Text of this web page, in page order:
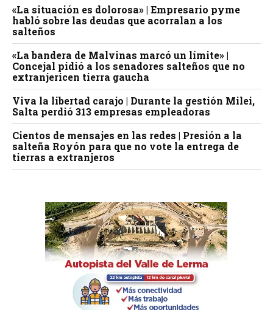
«La situación es dolorosa» | Empresario pyme
habló sobre las deudas que acorralan a los
salteños
«La bandera de Malvinas marcó un límite» |
Concejal pidió a los senadores salteños que no
extranjericen tierra gaucha
Viva la libertad carajo | Durante la gestión Milei,
Salta perdió 313 empresas empleadoras
Cientos de mensajes en las redes | Presión a la
salteña Royón para que no vote la entrega de
tierras a extranjeros